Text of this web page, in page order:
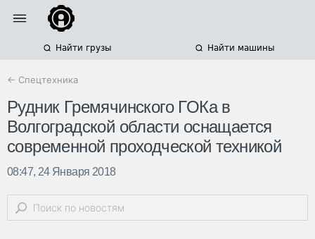
Найти грузы Найти машины
← Спецтехника
Рудник Гремячинского ГОКа в
Волгоградской области оснащается
современной проходческой техникой
08:47, 24 Января 2018